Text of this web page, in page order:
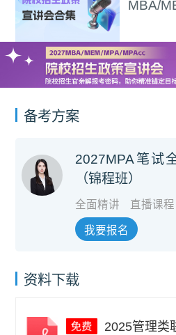
MBA/
备考方案
2027MPA笔试
（锦程班）
全面精讲 直播课程
我要报名
资料下载